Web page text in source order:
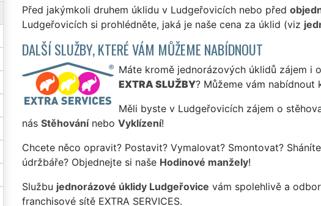
Před jakýmkoli druhem úklidu v Ludgeřovicích nebo před
Ludgeřovicích si prohlédněte, jaká je naše cena za úklid (viz
DALŠÍ SLUŽBY, KTERÉ VÁM MŮŽEME NABÍDNOUT
Máte kromě jednorázových úklidů zájem i
EXTRA SLUŽBY? Můžeme vám nabídnout
Měli byste v Ludgeřovicích zájem o
nás Stěhovánínebo Vyklízení!
Chcete něco opravit? Postavit? Vymalovat? Smontovat?
údržbáře? Objednejte si naše Hodinové manžely!
Službu jednorázové úklidy Ludgeřovice vám spolehlivě a
franchisové sítě EXTRA SERVICES.